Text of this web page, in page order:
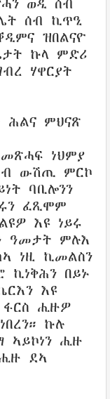
ወዲ ሰብ
ሰብ ኪጥዒ
ዝበልናዮ
ኩላ ምድሪ
ሃዋርያት
ሕልና ምህናጽ
ነህምያ
ውሽጢ ምርኮ
ባቢሎንን
ፈጺሞም
እዩ ነይሩ
ዓመታት ምሉእ
ነዚ ኪመልስን
ኪነቅሕን በይኑ
እዩ
ሒዙዎ
ኩሉ
ኣይኮነን ሒዙ
ደኣ